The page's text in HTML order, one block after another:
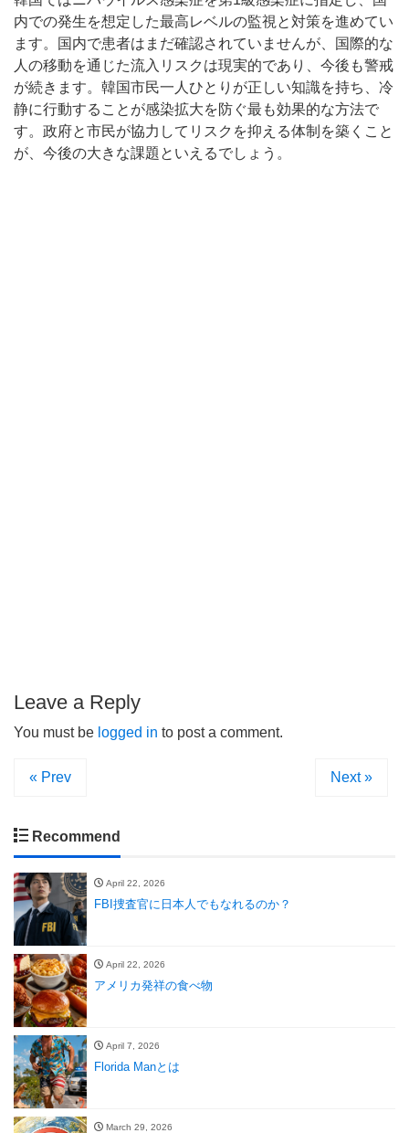
内での発生を想定した最高レベルの監視と対策を進めてい
ます。国内で患者はまだ確認されていませんが、国際的な
人の移動を通じた流入リスクは現実的であり、今後も警戒
が続きます。韓国市民一人ひとりが正しい知識を持ち、冷
静に行動することが感染拡大を防ぐ最も効果的な方法で
す。政府と市民が協力してリスクを抑える体制を築くこと
が、今後の大きな課題といえるでしょう。
Leave a Reply
You must be logged in to post a comment.
« Prev Next »
Recommend
April 22, 2026
FBI捜査官に日本人でもなれるのか？
April 22, 2026
アメリカ発祥の食べ物
April 7, 2026
Florida Manとは
March 29, 2026